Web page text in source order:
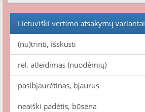
Lietuviški vertimo atsakymų variantai
(nu)trinti, išskusti
rel. atleidimas (nuodėmių)
pasibjaurėtinas, bjaurus
neaiški padėtis, būsena